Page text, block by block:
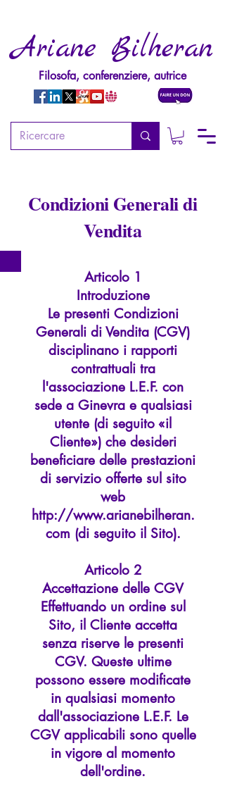
Ariane Bilheran
Filosofa, conferenziere, autrice
Condizioni Generali di
Vendita
Articolo 1
Introduzione
Le presenti Condizioni
Generali di Vendita (CGV)
disciplinano i rapporti
contrattuali tra
l'associazione L.E.F. con
sede a Ginevra e qualsiasi
utente (di seguito «il
Cliente») che desideri
beneficiare delle prestazioni
di servizio offerte sul sito
web
http://www.arianebilheran.
com (di seguito il Sito).
Articolo 2
Accettazione delle CGV
Effettuando un ordine sul
Sito, il Cliente accetta
senza riserve le presenti
CGV. Queste ultime
possono essere modificate
in qualsiasi momento
dall'associazione L.E.F. Le
CGV applicabili sono quelle
in vigore al momento
dell'ordine.